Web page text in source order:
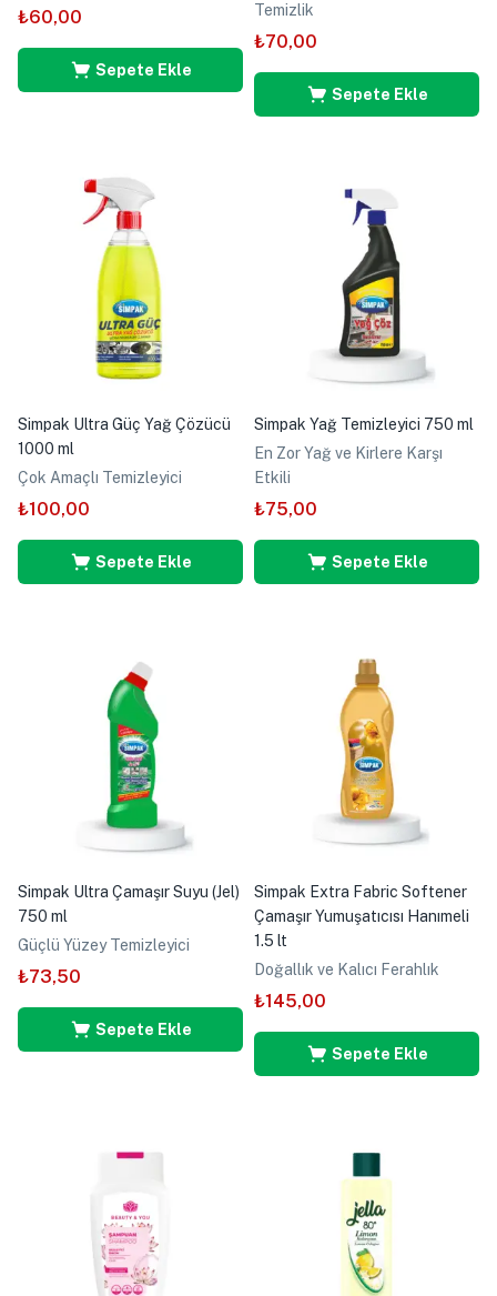
₺60,00
Sepete Ekle
Temizlik
₺70,00
Sepete Ekle
Simpak Ultra Güç Yağ Çözücü
1000 ml
Çok Amaçlı Temizleyici
₺100,00
Sepete Ekle
Simpak Yağ Temizleyici 750 ml
En Zor Yağ ve Kirlere Karşı
Etkili
₺75,00
Sepete Ekle
Simpak Ultra Çamaşır Suyu (Jel)
750 ml
Güçlü Yüzey Temizleyici
₺73,50
Sepete Ekle
Simpak Extra Fabric Softener
Çamaşır Yumuşatıcısı Hanımeli
1.5 lt
Doğallık ve Kalıcı Ferahlık
₺145,00
Sepete Ekle